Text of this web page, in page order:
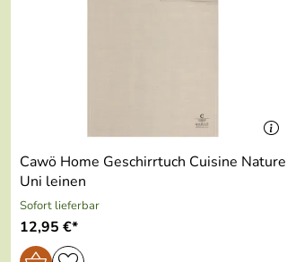
waschbar bei 60° Grad
Trommeltrocknen bei
Bügeln mit mäßiger
Ökotex-Standard 100 -
Cawö Home Geschirrtuch Cuisine Nature
Uni leinen
Sofort lieferbar
12,95 €*